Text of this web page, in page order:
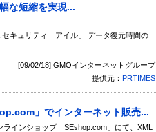
な短縮を実現...
セキュリティ「アイル」 データ復元時間の
[09/02/18] GMOインターネットグループ
提供元： PRTIMES
」でインターネット販売...
インショップ「SEshop.com」にて、XML